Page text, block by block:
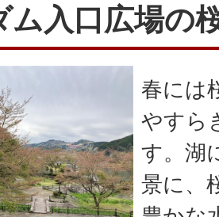
ム入口広場の
春には
やすら
す。湖
景に、